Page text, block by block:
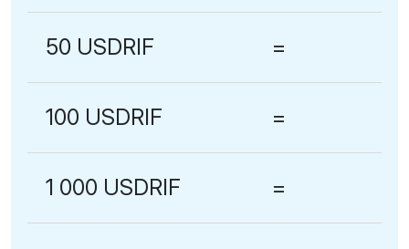
50 USDRIF =
100 USDRIF =
1 000 USDRIF =